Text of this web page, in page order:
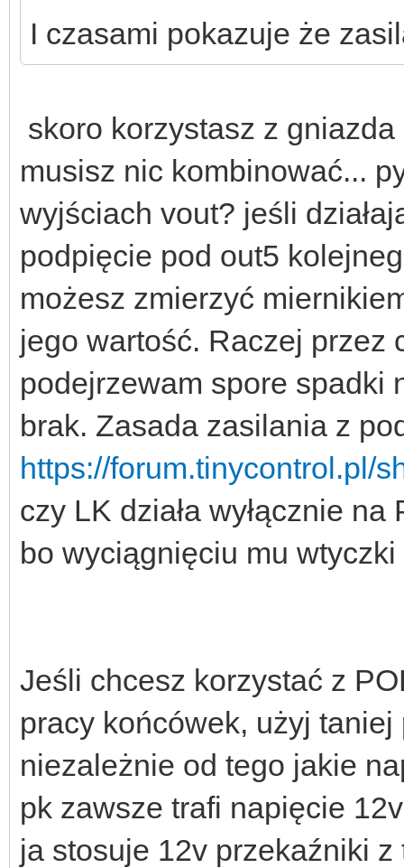
I czasami pokazuje że
skoro korzystasz z
musisz nic kombinować...
wyjściach vout? jeśli
podpięcie pod out5
możesz zmierzyć
jego wartość. Raczej przez
podejrzewam spore spadki
brak. Zasada zasilania z
https://forum.tinycontrol.pl/
czy LK działa wyłącznie
bo wyciągnięciu mu
Jeśli chcesz korzystać z
pracy końcówek, użyj
niezależnie od tego jakie
pk zawsze trafi napięcie 12v
ja stosuje 12v przekaźniki